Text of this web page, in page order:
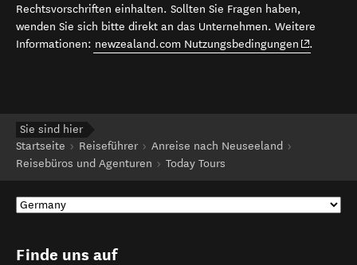
Rechtsvorschriften einhalten. Sollten Sie Fragen haben,
wenden Sie sich bitte direkt an das Unternehmen. Weitere
Informationen: newzealand.com Nutzungsbedingungen (opens in
.
Sie sind hier
Startseite
Reiseführer
Anreise nach Neuseeland
Reisebüros und Agenturen
Today Tours
Finde uns auf